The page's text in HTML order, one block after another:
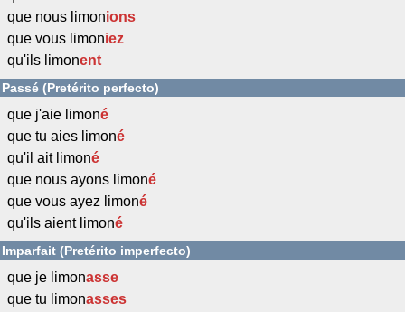
que nous limonions
que vous limoniez
qu'ils limonent
Passé (Pretérito perfecto)
que j'aie limoné
que tu aies limoné
qu'il ait limoné
que nous ayons limoné
que vous ayez limoné
qu'ils aient limoné
Imparfait (Pretérito imperfecto)
que je limonasse
que tu limonasses